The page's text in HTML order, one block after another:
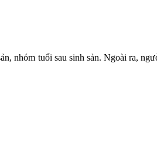
nhóm tuổi sau sinh sản. Ngoài ra,